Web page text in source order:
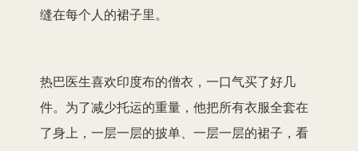
缝在每个人的裙子里。
热巴医生喜欢印度布的僧衣，一口气买了好几
件。为了减少托运的重量，他把所有衣服全套在
了身上，一层一层的披单、一层一层的裙子，看